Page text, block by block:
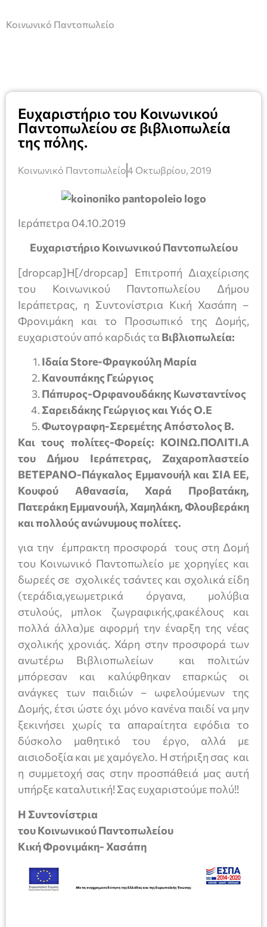
Κοινωνικό Παντοπωλείο
Ευχαριστήριο του Κοινωνικού
Παντοπωλείου σε βιβλιοπωλεία
της πόλης.
Κοινωνικό Παντοπωλείο4 Οκτωβρίου, 2019
Ιεράπετρα 04.10.2019
Ευχαριστήριο Κοινωνικού Παντοπωλείου
[dropcap]Η[/dropcap] Επιτροπή Διαχείρισης
του Κοινωνικού Παντοπωλείου Δήμου
Ιεράπετρας, η Συντονίστρια Κική Χασάπη –
Φρονιμάκη και το Προσωπικό της Δομής,
ευχαριστούν από καρδιάς τα Βιβλιοπωλεία:
ΙδαίαStore-Φραγκούλη Μαρία
Κανουπάκης Γεώργιος
Πάπυρος-Ορφανουδάκης Κωνσταντίνος
Σαρειδάκης Γεώργιος και Υιός Ο.Ε
Φωτογραφη-Σερεμέτης Απόστολος Β.
Και τους πολίτες-Φορείς: ΚΟΙΝΩ.ΠΟΛΙΤΙ.Α
του Δήμου Ιεράπετρας, Ζαχαροπλαστείο
ΒΕΤΕΡΑΝΟ-Πάγκαλος Εμμανουήλ και ΣΙΑ ΕΕ,
Κουφού Αθανασία, Χαρά Προβατάκη,
Πατεράκη Εμμανουήλ, Χαμηλάκη, Φλουβεράκη
και πολλούς ανώνυμους πολίτες.
για την έμπρακτη προσφορά τους στη Δομή
του Κοινωνικό Παντοπωλείο με χορηγίες και
δωρεές σε σχολικές τσάντες και σχολικά είδη
(τεράδια,γεωμετρικά όργανα, μολύβια
στυλούς, μπλοκ ζωγραφικής,φακέλους και
πολλά άλλα)με αφορμή την έναρξη της νέας
σχολικής χρονιάς. Χάρη στην προσφορά των
ανωτέρω Βιβλιοπωλείων και πολιτών
μπόρεσαν και καλύφθηκαν επαρκώς οι
ανάγκες των παιδιών – ωφελούμενων της
Δομής, έτσι ώστε όχι μόνο κανένα παιδί να μην
ξεκινήσει χωρίς τα απαραίτητα εφόδια το
δύσκολο μαθητικό του έργο, αλλά με
αισιοδοξία και με χαμόγελο. Η στήριξη σας και
η συμμετοχή σας στην προσπάθειά μας αυτή
υπήρξε καταλυτική! Σας ευχαριστούμε πολύ!!
Η Συντονίστρια
του Κοινωνικού Παντοπωλείου
Κική Φρονιμάκη- Χασάπη